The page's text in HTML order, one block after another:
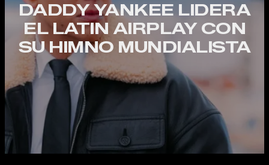
DADDY YANKEE LIDERA
EL LATIN AIRPLAY CON
SU HIMNO MUNDIALISTA